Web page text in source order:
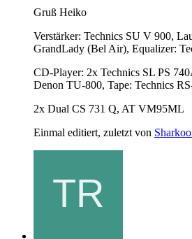
Gruß Heiko
Verstärker: Technics SU V 900,
GrandLady (Bel Air), Equalizer:
CD-Player: 2x Technics SL PS
Denon TU-800, Tape: Technics
2x Dual CS 731 Q, AT VM95ML
Einmal editiert, zuletzt von